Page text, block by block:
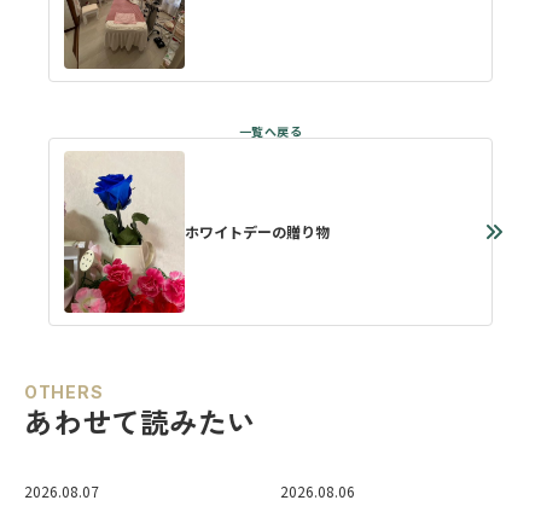
ホワイトデーの贈り物
OTHERS
あわせて読みたい
2026.08.07 2026.08.06